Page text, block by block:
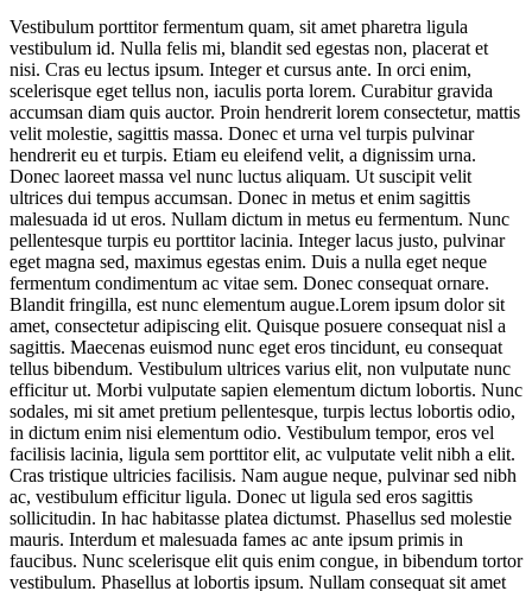
Vestibulum porttitor fermentum quam, sit amet pharetra ligula
vestibulum id. Nulla felis mi, blandit sed egestas non, placerat et
nisi. Cras eu lectus ipsum. Integer et cursus ante. In orci enim,
scelerisque eget tellus non, iaculis porta lorem. Curabitur gravida
accumsan diam quis auctor. Proin hendrerit lorem consectetur, mattis
velit molestie, sagittis massa. Donec et urna vel turpis pulvinar
hendrerit eu et turpis. Etiam eu eleifend velit, a dignissim urna.
Donec laoreet massa vel nunc luctus aliquam. Ut suscipit velit
ultrices dui tempus accumsan. Donec in metus et enim sagittis
malesuada id ut eros. Nullam dictum in metus eu fermentum. Nunc
pellentesque turpis eu porttitor lacinia. Integer lacus justo, pulvinar
eget magna sed, maximus egestas enim. Duis a nulla eget neque
fermentum condimentum ac vitae sem. Donec consequat ornare.
Blandit fringilla, est nunc elementum augue.Lorem ipsum dolor sit
amet, consectetur adipiscing elit. Quisque posuere consequat nisl a
sagittis. Maecenas euismod nunc eget eros tincidunt, eu consequat
tellus bibendum. Vestibulum ultrices varius elit, non vulputate nunc
efficitur ut. Morbi vulputate sapien elementum dictum lobortis. Nunc
sodales, mi sit amet pretium pellentesque, turpis lectus lobortis odio,
in dictum enim nisi elementum odio. Vestibulum tempor, eros vel
facilisis lacinia, ligula sem porttitor elit, ac vulputate velit nibh a elit.
Cras tristique ultricies facilisis. Nam augue neque, pulvinar sed nibh
ac, vestibulum efficitur ligula. Donec ut ligula sed eros sagittis
sollicitudin. In hac habitasse platea dictumst. Phasellus sed molestie
mauris. Interdum et malesuada fames ac ante ipsum primis in
faucibus. Nunc scelerisque elit quis enim congue, in bibendum tortor
vestibulum. Phasellus at lobortis ipsum. Nullam consequat sit amet